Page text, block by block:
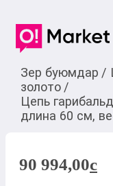
Зер буюмдар /
золото /
Цепь
длина 60 см,
90 994,00c